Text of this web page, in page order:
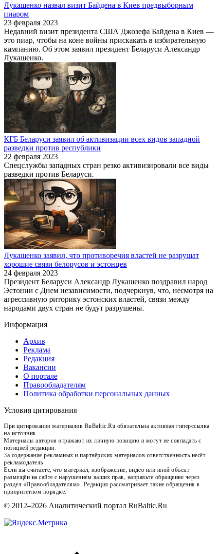
Лукашенко назвал визит Байдена в Киев предвыборным
пиаром
23 февраля 2023
Недавний визит президента США Джозефа Байдена в Киев —
это пиар, чтобы на коне войны прискакать в избирательную
кампанию. Об этом заявил президент Беларуси Александр
Лукашенко.
КГБ Беларуси заявил об активизации всех видов западной
разведки против республики
22 февраля 2023
Спецслужбы западных стран резко активизировали все виды
разведки против Беларуси.
Лукашенко заявил, что противоречия властей не разрушат
хорошие связи белорусов и эстонцев
24 февраля 2023
Президент Беларуси Александр Лукашенко поздравил народ
Эстонии с Днем независимости, подчеркнув, что, несмотря на
агрессивную риторику эстонских властей, связи между
народами двух стран не будут разрушены.
Информация
Архив
Реклама
Редакция
Вакансии
О портале
Правообладателям
Политика обработки персональных данных
Условия цитирования
При цитировании материалов RuBaltic.Ru обязательна активная гиперссылка
на источник.
Материалы авторов отражают их личную позицию и могут не совпадать с
позицией редакции.
За содержание рекламных и партнёрских материалов ответственность несёт
рекламодатель.
Если вы считаете, что материал, изображение, видео или иной объект
размещён на сайте с нарушением ваших прав, направьте обращение через
раздел «Правообладателям». Редакция рассматривает такие обращения в
приоритетном порядке.
© 2012–2026 Аналитический портал RuBaltic.Ru